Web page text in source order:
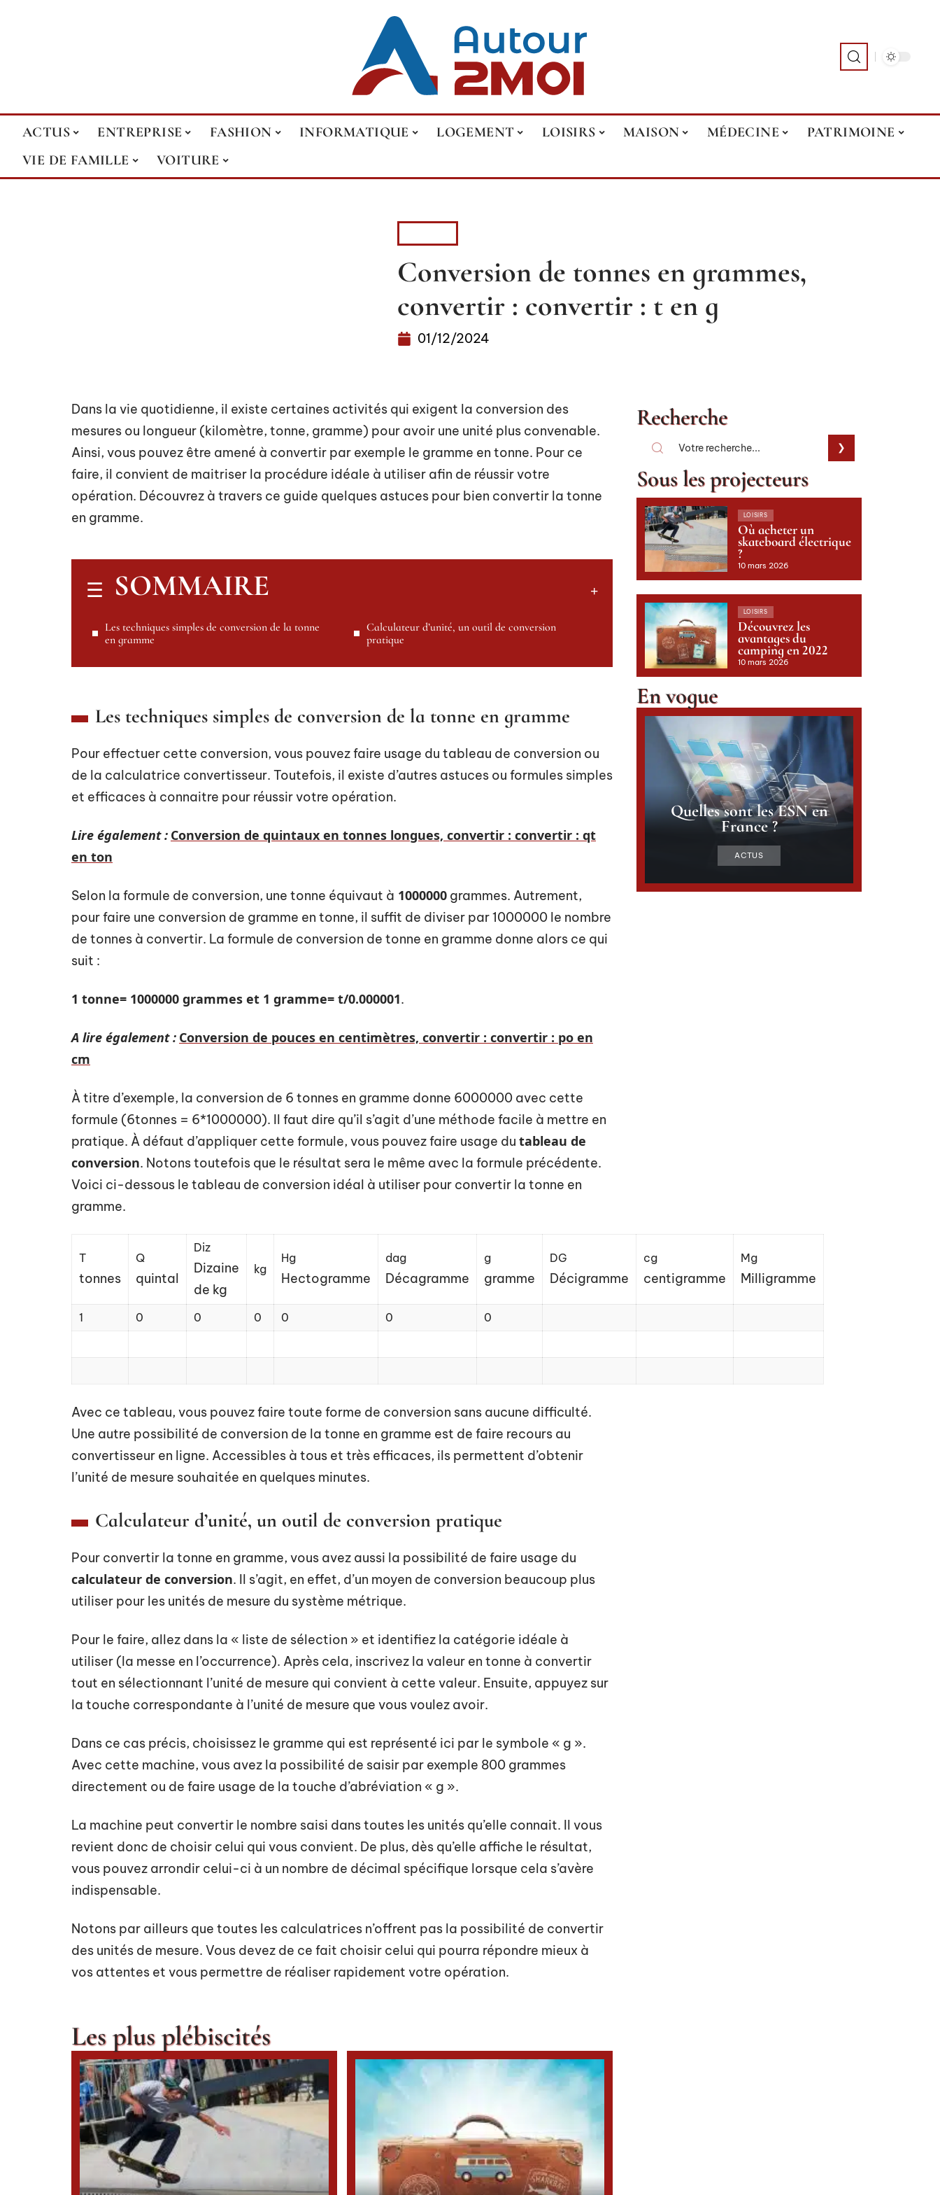
ACTUS ENTREPRISE FASHION INFORMATIQUE LOGEMENT LOISIRS MAISON MÉDECINE
PATRIMOINE
VIE DE FAMILLE
VOITURE
Conversion de tonnes en grammes,
convertir : convertir : t en g
01/12/2024
Dans la vie quotidienne, il existe certaines activités qui exigent la conversion des
mesures ou longueur (kilomètre, tonne, gramme) pour avoir une unité plus convenable.
Ainsi, vous pouvez être amené à convertir par exemple le gramme en tonne. Pour ce
faire, il convient de maitriser la procédure idéale à utiliser afin de réussir votre
opération. Découvrez à travers ce guide quelques astuces pour bien convertir la tonne
en gramme.
SOMMAIRE
Les techniques simples de conversion de la tonne
en gramme
Calculateur d’unité, un outil de conversion
pratique
Les techniques simples de conversion de la tonne en gramme
Pour effectuer cette conversion, vous pouvez faire usage du tableau de conversion ou
de la calculatrice convertisseur. Toutefois, il existe d’autres astuces ou formules simples
et efficaces à connaitre pour réussir votre opération.
Lire également : Conversion de quintaux en tonnes longues, convertir : convertir : qt
en ton
Selon la formule de conversion, une tonne équivaut à 1000000 grammes. Autrement,
pour faire une conversion de gramme en tonne, il suffit de diviser par 1000000 le nombre
de tonnes à convertir. La formule de conversion de tonne en gramme donne alors ce qui
suit :
1 tonne= 1000000 grammes et 1 gramme= t/0.000001.
A lire également : Conversion de pouces en centimètres, convertir : convertir : po en
cm
À titre d’exemple, la conversion de 6 tonnes en gramme donne 6000000 avec cette
formule (6tonnes = 6*1000000). Il faut dire qu’il s’agit d’une méthode facile à mettre en
pratique. À défaut d’appliquer cette formule, vous pouvez faire usage du tableau de
conversion. Notons toutefois que le résultat sera le même avec la formule précédente.
Voici ci-dessous le tableau de conversion idéal à utiliser pour convertir la tonne en
gramme.
T
tonnes
Q
quintal
Diz
Dizaine
de kg
kg
Hg
Hectogramme
dag
Décagramme
g
gramme
DG
Décigramme
cg
centigramme
Mg
Milligramme
1 0 0 0 0 0 0
Avec ce tableau, vous pouvez faire toute forme de conversion sans aucune difficulté.
Une autre possibilité de conversion de la tonne en gramme est de faire recours au
convertisseur en ligne. Accessibles à tous et très efficaces, ils permettent d’obtenir
l’unité de mesure souhaitée en quelques minutes.
Calculateur d’unité, un outil de conversion pratique
Pour convertir la tonne en gramme, vous avez aussi la possibilité de faire usage du
calculateur de conversion. Il s’agit, en effet, d’un moyen de conversion beaucoup plus
utiliser pour les unités de mesure du système métrique.
Pour le faire, allez dans la « liste de sélection » et identifiez la catégorie idéale à
utiliser (la messe en l’occurrence). Après cela, inscrivez la valeur en tonne à convertir
tout en sélectionnant l’unité de mesure qui convient à cette valeur. Ensuite, appuyez sur
la touche correspondante à l’unité de mesure que vous voulez avoir.
Dans ce cas précis, choisissez le gramme qui est représenté ici par le symbole « g ».
Avec cette machine, vous avez la possibilité de saisir par exemple 800 grammes
directement ou de faire usage de la touche d’abréviation « g ».
La machine peut convertir le nombre saisi dans toutes les unités qu’elle connait. Il vous
revient donc de choisir celui qui vous convient. De plus, dès qu’elle affiche le résultat,
vous pouvez arrondir celui-ci à un nombre de décimal spécifique lorsque cela s’avère
indispensable.
Notons par ailleurs que toutes les calculatrices n’offrent pas la possibilité de convertir
des unités de mesure. Vous devez de ce fait choisir celui qui pourra répondre mieux à
vos attentes et vous permettre de réaliser rapidement votre opération.
Les plus plébiscités
Recherche
Sous les projecteurs
LOISIRS
Où acheter un
skateboard électrique
?
10 mars 2026
LOISIRS
Découvrez les
avantages du
camping en 2022
10 mars 2026
En vogue
Quelles sont les ESN en
France ?
ACTUS